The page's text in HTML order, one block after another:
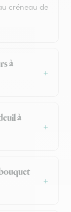
créneau de
à
à